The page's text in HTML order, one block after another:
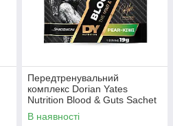
Передтренувальний
комплекс Dorian Yates
Nutrition Blood & Guts Sachet
— 19 g (Pear Kiwi)
В наявності